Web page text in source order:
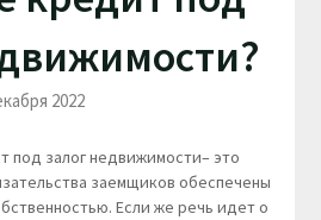
2022
под залог недвижимости– это
заемщиков обеспечены
Если же речь идет о